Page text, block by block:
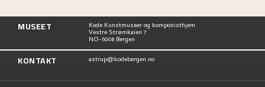
MUSEET Kode Kunstmuseer og komponisthjem
Vestre Strømkaien 7
NO-5008 Bergen
KONTAKT astrup@kodebergen.no